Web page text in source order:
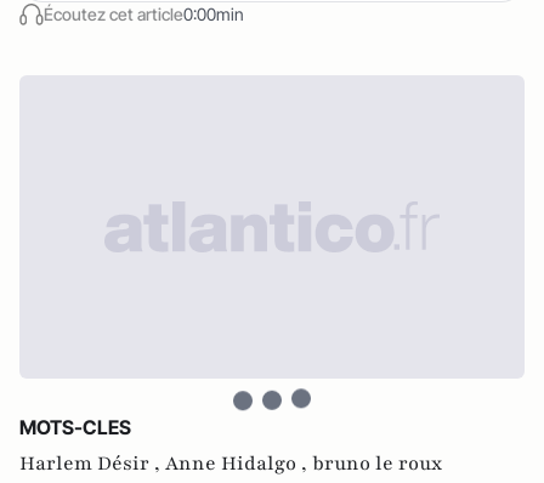
Écoutez cet article0:00min
MOTS-CLES
Harlem Désir , Anne Hidalgo , bruno le roux